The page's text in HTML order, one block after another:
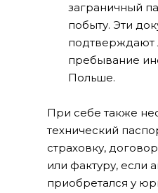
заграничный
побыту. Эти
подтверждают
пребывание
Польше.
При себе также
технический
страховку,
или фактуру, если
приобретался у